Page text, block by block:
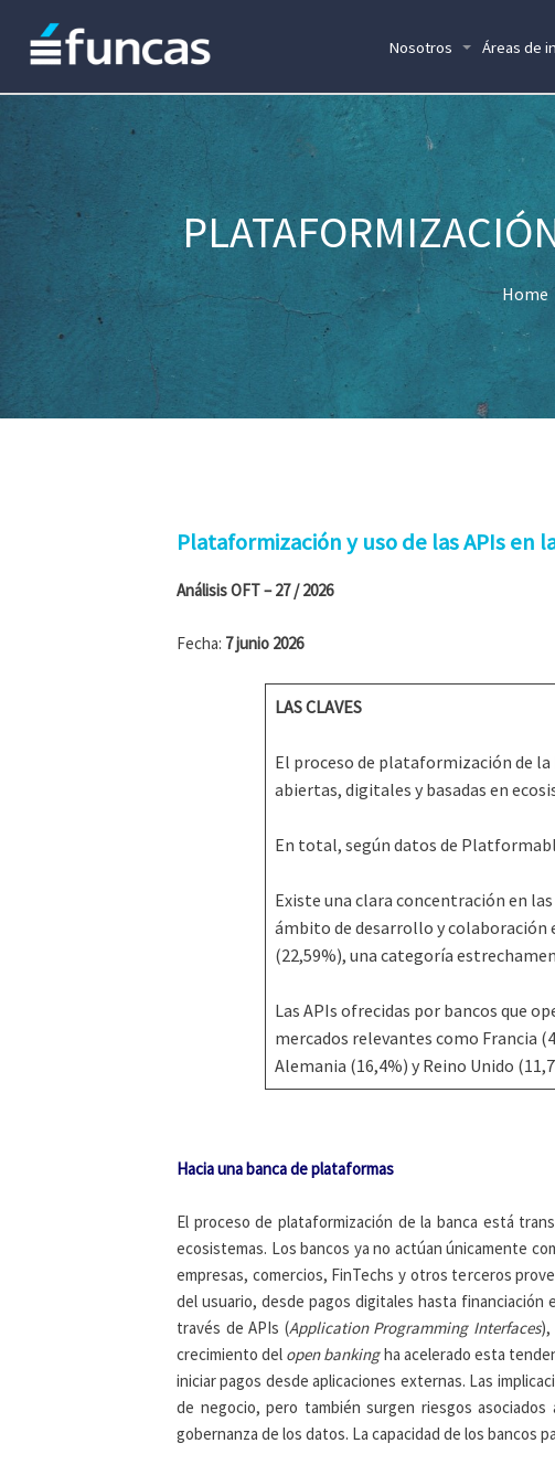
Nosotros Áreas de
Home
Plataformización y uso de las APIs en
Análisis OFT – 27 / 2026
Fecha: 7 junio 2026
LAS CLAVES
El proceso de plataformización de
abiertas, digitales y basadas en
En total, según datos de
Existe una clara concentración en
ámbito de desarrollo y colaboración
(22,59%), una categoría
Las APIs ofrecidas por bancos que
mercados relevantes como Francia
Alemania (16,4%) y Reino Unido
Hacia una banca de plataformas
El proceso de plataformización de la banca está
ecosistemas. Los bancos ya no actúan únicamente
empresas, comercios, FinTechs y otros terceros
del usuario, desde pagos digitales hasta
través de APIs (Application Programming Interfaces),
crecimiento del open bankingha acelerado esta
iniciar pagos desde aplicaciones externas. Las
de negocio, pero también surgen riesgos
gobernanza de los datos. La capacidad de los bancos